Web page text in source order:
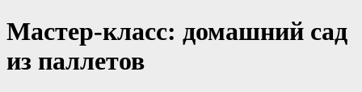
Мастер-класс: домашний сад
из паллетов